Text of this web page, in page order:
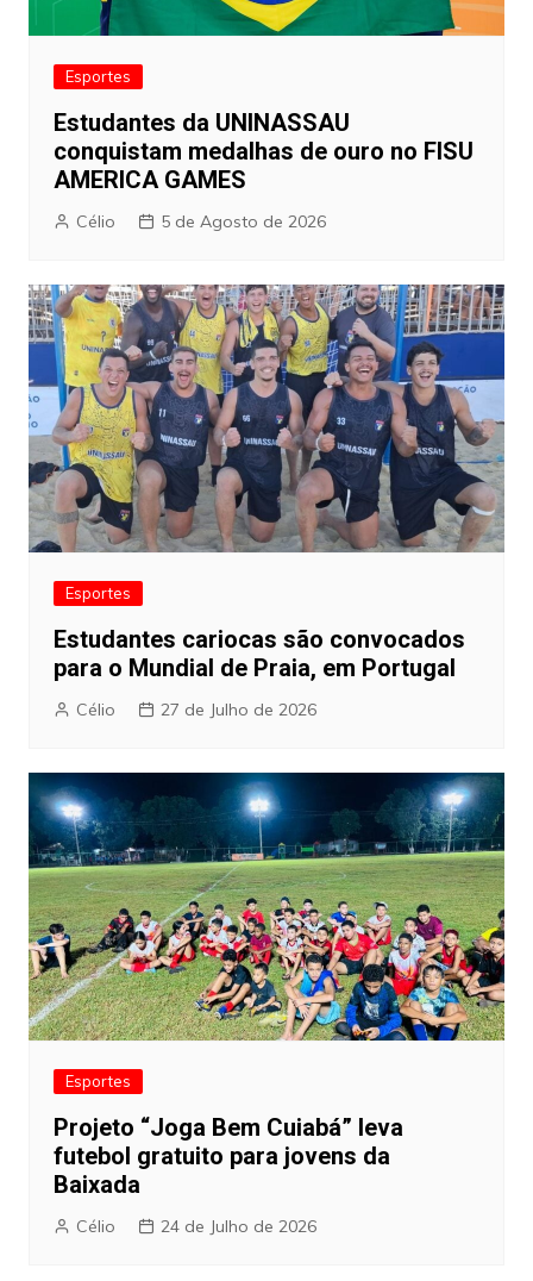
Esportes
Estudantes da UNINASSAU
conquistam medalhas de ouro no FISU
AMERICA GAMES
Célio 5 de Agosto de 2026
Esportes
Estudantes cariocas são convocados
para o Mundial de Praia, em Portugal
Célio 27 de Julho de 2026
Esportes
Projeto “Joga Bem Cuiabá” leva
futebol gratuito para jovens da
Baixada
Célio 24 de Julho de 2026